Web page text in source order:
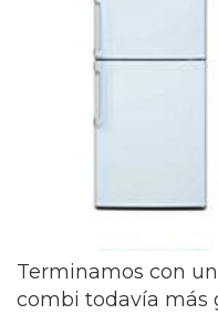
Terminamos con
combi todavía más